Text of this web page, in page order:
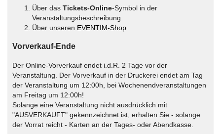
Über das Tickets-Online-Symbol in der
Veranstaltungsbeschreibung
Über unseren EVENTIM-Shop
Vorverkauf-Ende
Der Online-Vorverkauf endet i.d.R. 2 Tage vor der
Veranstaltung. Der Vorverkauf in der Druckerei endet am Tag
der Veranstaltung um 12:00h, bei Wochenendveranstaltungen
am Freitag um 12:00h!
Solange eine Veranstaltung nicht ausdrücklich mit
"AUSVERKAUFT" gekennzeichnet ist, erhalten Sie - solange
der Vorrat reicht - Karten an der Tages- oder Abendkasse.